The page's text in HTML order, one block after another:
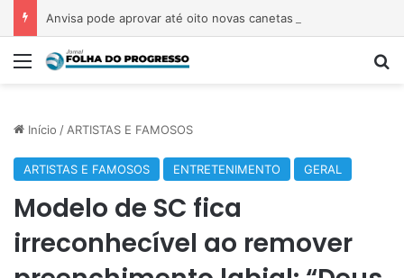
Menu
Início / ARTISTAS E FAMOSOS
ARTISTAS E FAMOSOS ENTRETENIMENTO GERAL
Modelo de SC fica
irreconhecível ao remover